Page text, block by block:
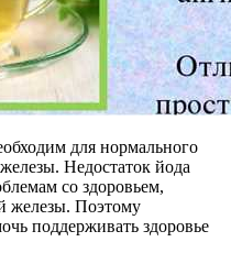
для нормального
Недостаток йода
со здоровьем,
железы. Поэтому
поддерживать здоровье